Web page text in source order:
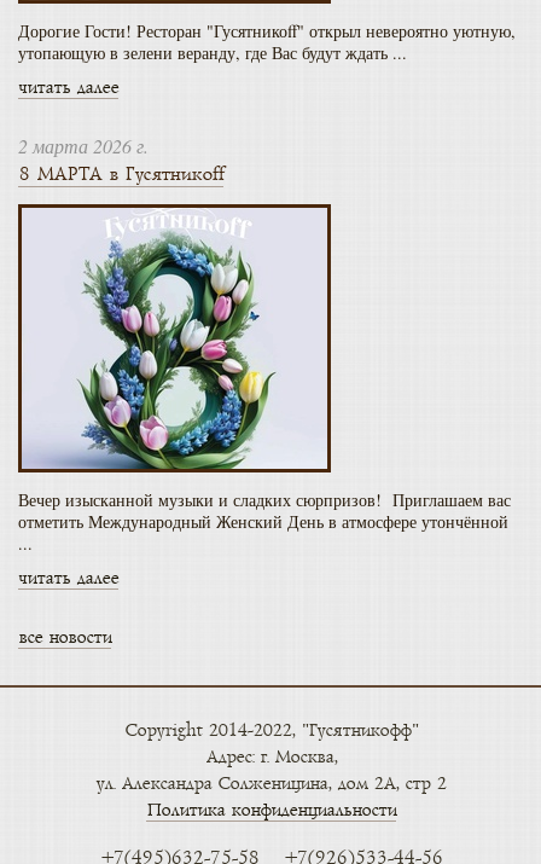
Дорогие Гости! Ресторан "Гусятникоff" открыл невероятно уютную,
утопающую в зелени веранду, где Вас будут ждать ...
читать далее
2 марта 2026 г.
8 МАРТА в Гусятникоff
Вечер изысканной музыки и сладких сюрпризов! Приглашаем вас
отметить Международный Женский День в атмосфере утончённой
...
читать далее
все новости
Copyright 2014-2022, "Гусятникофф"
Адрес: г. Москва,
ул. Александра Солженицина, дом 2А, стр 2
Политика конфиденциальности
+7(495)632-75-58 +7(926)533-44-56